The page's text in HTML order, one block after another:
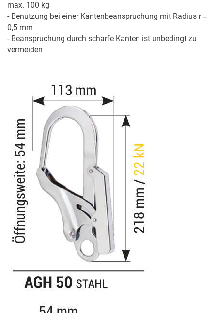
max. 100 kg
- Benutzung bei einer Kantenbeanspruchung mit Radius r =
0,5 mm
- Beanspruchung durch scharfe Kanten ist unbedingt zu
vermeiden